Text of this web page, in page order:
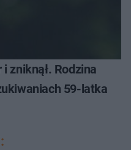
zniknął. Rodzina
59-latka